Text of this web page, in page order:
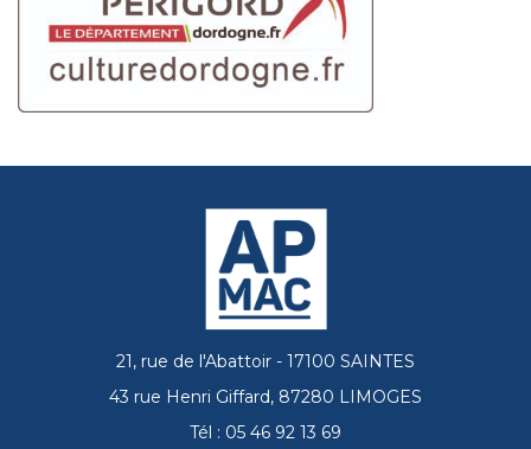
21, rue de l'Abattoir - 17100 SAINTES
43 rue Henri Giffard, 87280 LIMOGES
Tél : 05 46 92 13 69